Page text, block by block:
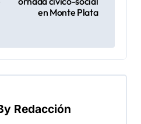
en Monte Plata
Redacción